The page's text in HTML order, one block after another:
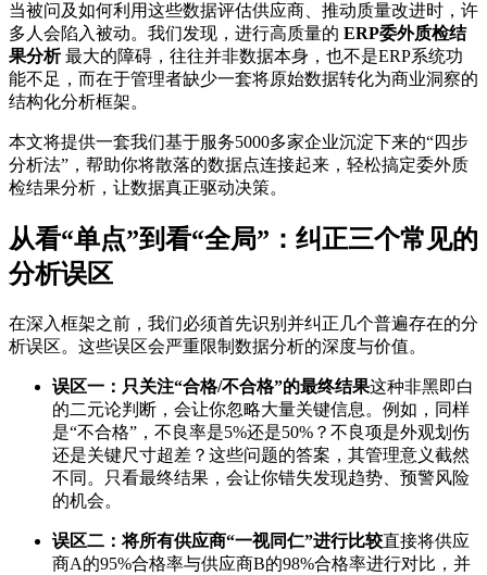
当被问及如何利用这些数据评估供应商、推动质量改进时，许
多人会陷入被动。我们发现，进行高质量的 ERP委外质检结
果分析最大的障碍，往往并非数据本身，也不是ERP系统功
能不足，而在于管理者缺少一套将原始数据转化为商业洞察的
结构化分析框架。
本文将提供一套我们基于服务5000多家企业沉淀下来的“四步
分析法”，帮助你将散落的数据点连接起来，轻松搞定委外质
检结果分析，让数据真正驱动决策。
从看“单点”到看“全局”：纠正三个常见的
分析误区
在深入框架之前，我们必须首先识别并纠正几个普遍存在的分
析误区。这些误区会严重限制数据分析的深度与价值。
误区一：只关注“合格/不合格”的最终结果这种非黑即白
的二元论判断，会让你忽略大量关键信息。例如，同样
是“不合格”，不良率是5%还是50%？不良项是外观划伤
还是关键尺寸超差？这些问题的答案，其管理意义截然
不同。只看最终结果，会让你错失发现趋势、预警风险
的机会。
误区二：将所有供应商“一视同仁”进行比较直接将供应
商A的95%合格率与供应商B的98%合格率进行对比，并